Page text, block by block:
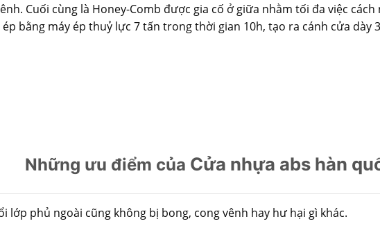
Cuối cùng là Honey-Comb được gia cố ở giữa nhằm tối đa việc
bằng máy ép thuỷ lực 7 tấn trong thời gian 10h, tạo ra cánh cửa dày
Những ưu điểm của Cửa nhựa abs hàn
lớp phủ ngoài cũng không bị bong, cong vênh hay hư hại gì khác.